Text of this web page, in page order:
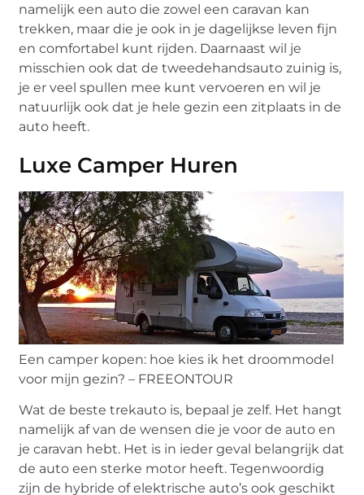
namelijk een auto die zowel een caravan kan
trekken, maar die je ook in je dagelijkse leven fijn
en comfortabel kunt rijden. Daarnaast wil je
misschien ook dat de tweedehandsauto zuinig is,
je er veel spullen mee kunt vervoeren en wil je
natuurlijk ook dat je hele gezin een zitplaats in de
auto heeft.
Luxe Camper Huren
Een camper kopen: hoe kies ik het droommodel
voor mijn gezin? – FREEONTOUR
Wat de beste trekauto is, bepaal je zelf. Het hangt
namelijk af van de wensen die je voor de auto en
je caravan hebt. Het is in ieder geval belangrijk dat
de auto een sterke motor heeft. Tegenwoordig
zijn de hybride of elektrische auto’s ook geschikt